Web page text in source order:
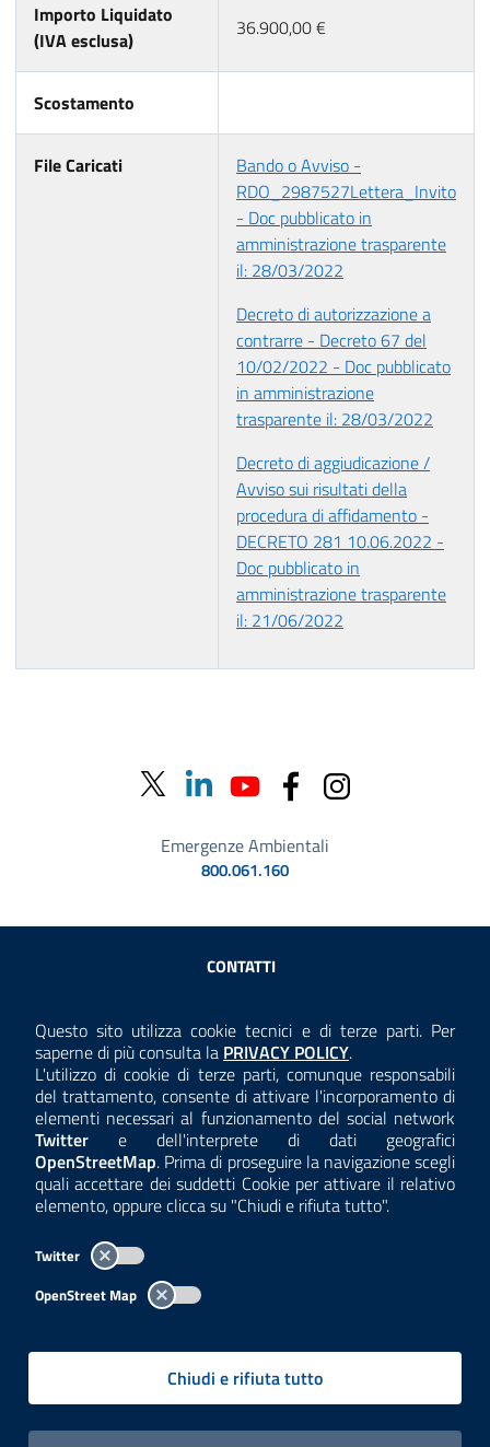
Questo sito utilizza cookie tecnici e di terze parti. Per
saperne di più consulta la Consulta la
PRIVACY POLICY.
L'utilizzo di cookie di terze parti, comunque responsabili
del trattamento, consente di attivare l'incorporamento di
elementi necessari al funzionamento del social network
Twitter e dell'interprete di dati geografici
OpenStreetMap. Prima di proseguire la navigazione scegli
quali accettare dei suddetti Cookie per attivare il relativo
elemento, oppure clicca su "Chiudi e rifiuta tutto".
Twitter
OpenStreet Map
Chiudi e rifiuta tutto
Importo Liquidato
(IVA esclusa)
36.900,00 €
Scostamento
File Caricati
Bando o Avviso -
RDO_2987527Lettera_Invito
- Doc pubblicato in
amministrazione trasparente
il: 28/03/2022
Decreto di autorizzazione a
contrarre - Decreto 67 del
10/02/2022 - Doc pubblicato
in amministrazione
trasparente il: 28/03/2022
Decreto di aggiudicazione /
Avviso sui risultati della
procedura di affidamento -
DECRETO 281 10.06.2022 -
Doc pubblicato in
amministrazione trasparente
il: 21/06/2022
Emergenze Ambientali
800.061.160
Sezione Link Utili
CONTATTI
ANTICORRUZIONE
ACCESSIBILITÀ
COOKIE E PRIVACY
TEMI A-Z
Per l'utilizzo del logo e dei dati fare riferimento al regolamento
consultabile aquesta pagina